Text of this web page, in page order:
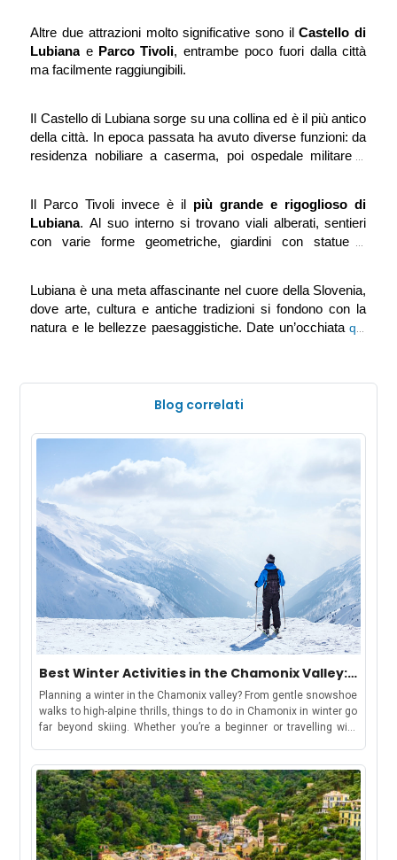
conduce alla sala delle letture: un’atmosfera unica in cui
vale la pena immergersi.
Altre due attrazioni molto significative sono il Castello di
Lubiana e Parco Tivoli, entrambe poco fuori dalla città
ma facilmente raggiungibili.
Il Castello di Lubiana sorge su una collina ed è il più antico
della città. In epoca passata ha avuto diverse funzioni: da
residenza nobiliare a caserma, poi ospedale militare e
genere.
Il Parco Tivoli invece è il più grande e rigoglioso di
Lubiana. Al suo interno si trovano viali alberati, sentieri
con varie forme geometriche, giardini con statue e
di Tivoli, dove vi è la Galleria Tivoli, Centro Internazionale
d’arte grafica, ed un altro castello che ospita il Museo di
Storia Contemporanea slovena. Una perfetta
Lubiana è una meta affascinante nel cuore della Slovenia,
dove arte, cultura e antiche tradizioni si fondono con la
natura e le bellezze paesaggistiche. Date un’occhiata
Blog correlati
Best Winter Activities in the Chamonix Valley:
Chamonix, Les Houches, Argentière &
Vallorcine
Planning a winter in the Chamonix valley? From gentle snowshoe
walks to high-alpine thrills, things to do in Chamonix in winter go
far beyond skiing. Whether you’re a beginner or travelling with
find your winter base in the Chamonix ValleyBut first, let’s
understand-How to Use This GuideWe have curated this guide to
make your holiday shortlisting a cakewalk. This guide includes
each area in the valley, offering a distinct winter
experience:Chamonix: ideal for lively stays, easy access to
attractions, and family-friendly fun.Les Houches: gentle slopes